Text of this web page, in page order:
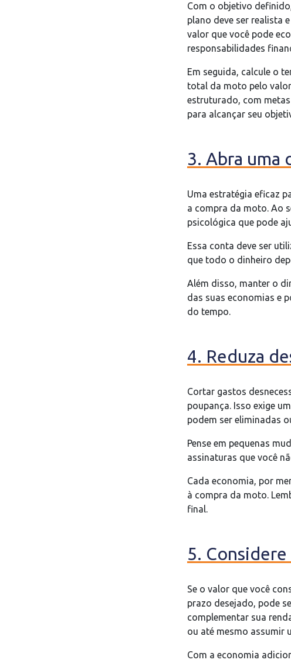
Com o objetivo
plano deve ser realista
valor que você pode
responsabilidades
Em seguida, calcule o
total da moto pelo
estruturado, com
para alcançar seu
3. Abra uma
Uma estratégia eficaz
a compra da moto. Ao
psicológica que pode
Essa conta deve ser
que todo o dinheiro
Além disso, manter o
das suas economias e
do tempo.
4. Reduza
Cortar gastos
poupança. Isso exige
podem ser eliminadas
Pense em pequenas
assinaturas que você
Cada economia, por
à compra da moto.
final.
5.
Se o valor que você
prazo desejado, pode
complementar sua
ou até mesmo assumir
Com a economia